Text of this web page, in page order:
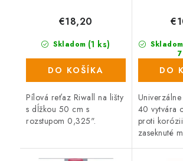
Skladom (1 ks)
€18,20
DO KOŠÍKA
Pílová reťaz Riwall na lišty
s dĺžkou 50 cm s
rozstupom 0,325".
DO
40 vytvára
proti
zaseknuté